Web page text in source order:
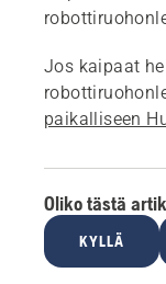
Jos kaipaat
paikalliseen
Oliko tästä
KYLLÄ